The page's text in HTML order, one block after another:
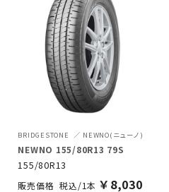
BRIDGESTONE NEWNO(ニューノ)
NEWNO 155/80R13 79S
155/80R13
税込/1本 ￥ 8,030